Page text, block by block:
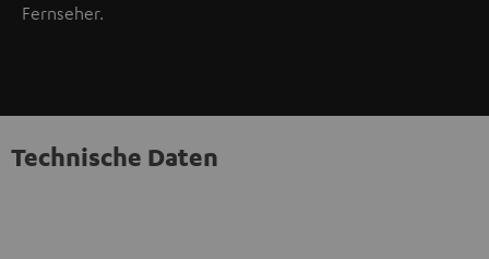
Fernseher.
Technische Daten